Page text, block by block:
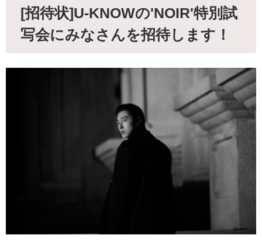
[招待状]U-KNOWの'NOIR'特別試
写会にみなさんを招待します！